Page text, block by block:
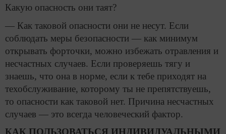
Какую опасность они таят?
— Как таковой опасности они не несут. Если
соблюдать меры безопасности — как минимум
открывать форточки, можно избежать отравления и
несчастных случаев. Если проверяешь тягу и
знаешь, что она в норме, если к тебе приходят на
техобслуживание, которому ты не препятствуешь,
то опасности как таковой нет. Причина несчастных
случаев — это всегда человеческий фактор.